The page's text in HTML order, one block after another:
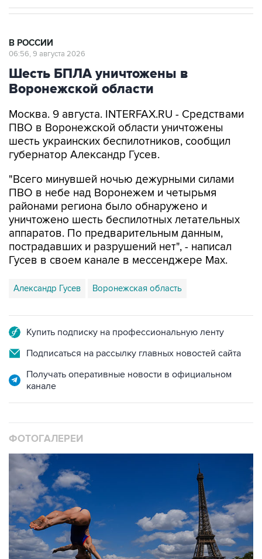
В РОССИИ
06:56, 9 августа 2026
Шесть БПЛА уничтожены в
Воронежской области
Москва. 9 августа. INTERFAX.RU - Средствами
ПВО в Воронежской области уничтожены
шесть украинских беспилотников, сообщил
губернатор Александр Гусев.
"Всего минувшей ночью дежурными силами
ПВО в небе над Воронежем и четырьмя
районами региона было обнаружено и
уничтожено шесть беспилотных летательных
аппаратов. По предварительным данным,
пострадавших и разрушений нет", - написал
Гусев в своем канале в мессенджере Max.
Александр Гусев Воронежская область
Купить подписку на профессиональную ленту
Подписаться на рассылку главных новостей сайта
Получать оперативные новости в официальном
канале
ФОТОГАЛЕРЕИ